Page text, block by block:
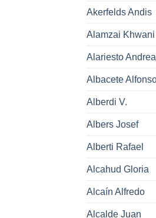
Akerfelds Andis
Alamzai Khwani
Alariesto
Albacete
Alberdi V.
Albers Josef
Alberti Rafael
Alcahud Gloria
Alcaín Alfredo
Alcalde Juan